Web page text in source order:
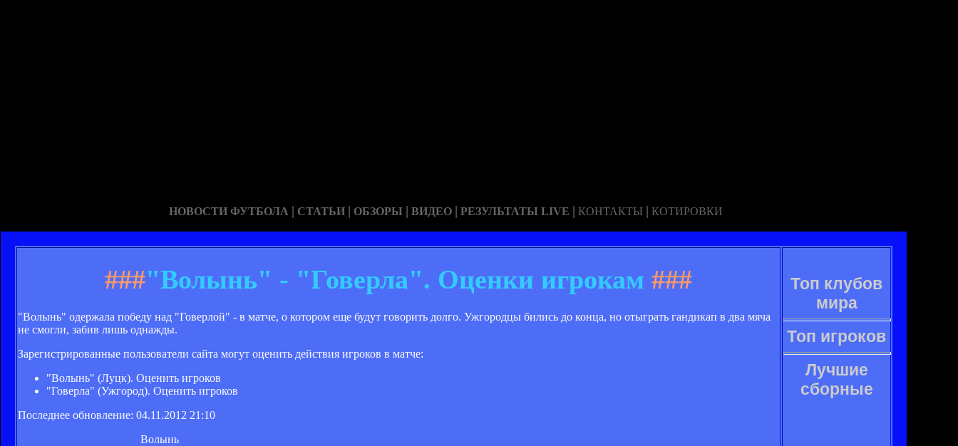
НОВОСТИ ФУТБОЛА | СТАТЬИ | ОБЗОРЫ | ВИДЕО | РЕЗУЛЬТАТЫ LIVE | КОНТАКТЫ | КОТИРОВКИ
###"Волынь" - "Говерла". Оценки игрокам ###
"Волынь" одержала победу над "Говерлой" - в матче, о котором еще будут говорить долго. Ужгородцы бились до конца, но отыграть гандикап в два мяча
не смогли, забив лишь однажды.
Зарегистрированные пользователи сайта могут оценить действия игроков в матче:
"Волынь" (Луцк). Оценить игроков
"Говерла" (Ужгород). Оценить игроков
Последнее обновление: 04.11.2012 21:10
Волынь
Топ клубов
мира
Топ игроков
Лучшие
сборные